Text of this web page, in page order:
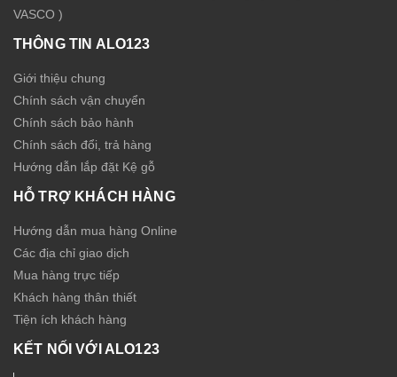
VASCO )
THÔNG TIN ALO123
Giới thiệu chung
Chính sách vận chuyển
Chính sách bảo hành
Chính sách đổi, trả hàng
Hướng dẫn lắp đặt Kệ gỗ
HỖ TRỢ KHÁCH HÀNG
Hướng dẫn mua hàng Online
Các địa chỉ giao dịch
Mua hàng trực tiếp
Khách hàng thân thiết
Tiện ích khách hàng
KẾT NỐI VỚI ALO123